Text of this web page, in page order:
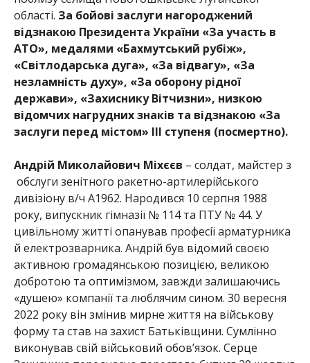
області. За бойові заслуги нагороджений
відзнакою Президента України «За участь в
АТО», медалями «Бахмутський рубіж»,
«Світлодарська дуга», «За відвагу», «За
незламність духу», «За оборону рідної
держави», «Захиснику Вітчизни», низкою
відомчих нагрудних знаків та відзнакою «За
заслуги перед містом» ІІІ ступеня (посмертно).
Андрій Миколайович Міхєєв – солдат, майстер з
обслуги зенітного ракетно-артилерійського
дивізіону в/ч А1962. Народився 10 серпня 1988
року, випускник гімназії № 114 та ПТУ № 44. У
цивільному житті опанував професії арматурника
й електрозварника. Андрій був відомий своєю
активною громадянською позицією, великою
добротою та оптимізмом, завжди залишаючись
«душею» компанії та люблячим сином. 30 вересня
2022 року він змінив мирне життя на військову
форму та став на захист Батьківщини. Сумлінно
виконував свій військовий обов’язок. Серце